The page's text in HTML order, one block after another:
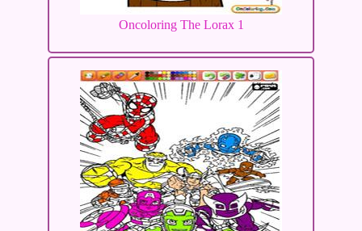
Oncoloring The Lorax 1